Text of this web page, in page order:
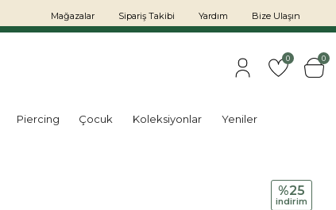
Mağazalar Sipariş Takibi Yardım Bize Ulaşın
0 0
Piercing Çocuk Koleksiyonlar Yeniler
%25
i̇ndi̇ri̇m